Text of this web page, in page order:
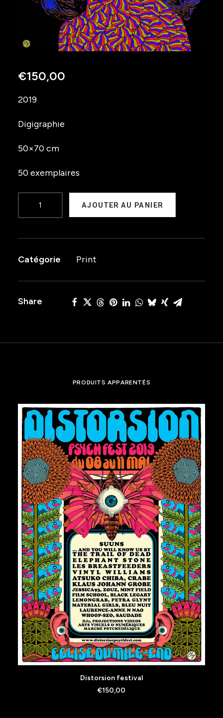
€150,00
2019
Digigraphie
50×70 cm
50 exemplaires
de
AJOUTER AU PANIER
Catégorie Print
Share
PRODUITS APPARENTÉS
AJOUTER AU PANIER
Distorsion festival
€150,00